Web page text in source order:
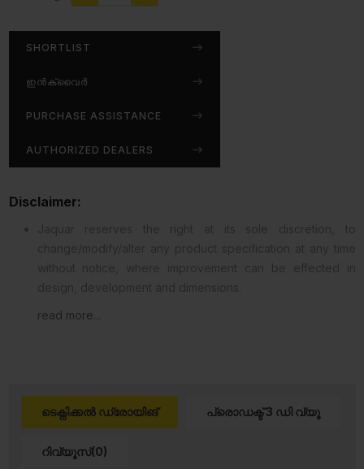
SHORTLIST
ഇൻക്വൈർ
PURCHASE ASSISTANCE
AUTHORIZED DEALERS
Disclaimer:
read more...
ടെക്നിക്കൽ ഡ്രോയിങ് പ്രൊഡക്ട് 3 ഡി വ്യൂ
റിവ്യൂസ്(0)